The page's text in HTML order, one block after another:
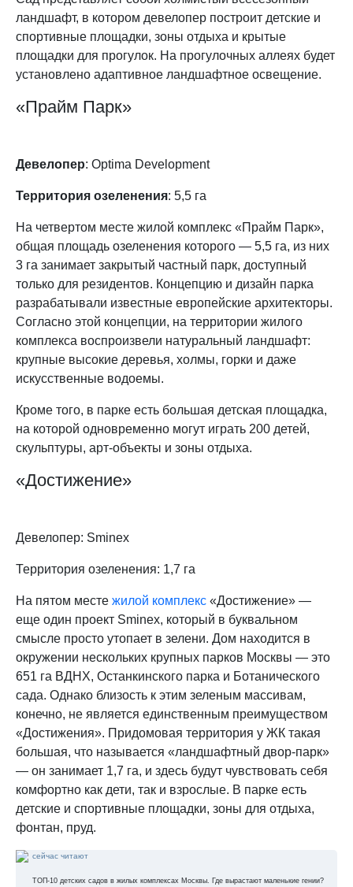
ландшафт, в котором девелопер построит детские и
спортивные площадки, зоны отдыха и крытые
площадки для прогулок. На прогулочных аллеях будет
установлено адаптивное ландшафтное освещение.
«Прайм Парк»
Девелопер: Optima Development
Территория озеленения: 5,5 га
На четвертом месте жилой комплекс «Прайм Парк»,
общая площадь озеленения которого — 5,5 га, из них
3 га занимает закрытый частный парк, доступный
только для резидентов. Концепцию и дизайн парка
разрабатывали известные европейские архитекторы.
Согласно этой концепции, на территории жилого
комплекса воспроизвели натуральный ландшафт:
крупные высокие деревья, холмы, горки и даже
искусственные водоемы.
Кроме того, в парке есть большая детская площадка,
на которой одновременно могут играть 200 детей,
скульптуры, арт-объекты и зоны отдыха.
«Достижение»
Девелопер: Sminex
Территория озеленения: 1,7 га
На пятом месте жилой комплекс «Достижение» —
еще один проект Sminex, который в буквальном
смысле просто утопает в зелени. Дом находится в
окружении нескольких крупных парков Москвы — это
651 га ВДНХ, Останкинского парка и Ботанического
сада. Однако близость к этим зеленым массивам,
конечно, не является единственным преимуществом
«Достижения». Придомовая территория у ЖК такая
большая, что называется «ландшафтный двор-парк»
— он занимает 1,7 га, и здесь будут чувствовать себя
комфортно как дети, так и взрослые. В парке есть
детские и спортивные площадки, зоны для отдыха,
фонтан, пруд.
сейчас читают
ТОП-10 детских садов в жилых комплексах Москвы. Где вырастают маленькие гении?